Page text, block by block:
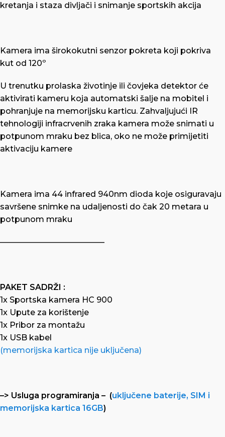
kretanja i staza divljači i snimanje sportskih akcija
Kamera ima širokokutni senzor pokreta koji pokriva
kut od 120º
U trenutku prolaska životinje ili čovjeka detektor će
aktivirati kameru koja automatski šalje na mobitel i
pohranjuje na memorijsku karticu. Zahvaljujući IR
tehnologiji infracrvenih zraka kamera može snimati u
potpunom mraku bez blica, oko ne može primijetiti
aktivaciju kamere
Kamera ima 44 infrared 940nm dioda koje osiguravaju
savršene snimke na udaljenosti do čak 20 metara u
potpunom mraku
—————————————
PAKET SADRŽI :
1x Sportska kamera HC 900
1x Upute za korištenje
1x Pribor za montažu
1x USB kabel
(memorijska kartica nije uključena)
–> Usluga programiranja – (uključene baterije, SIM i
memorijska kartica 16GB)